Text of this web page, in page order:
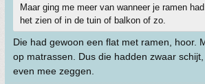
Maar ging me meer van wanneer je ramen
het zien of in de tuin of balkon of zo.
Die had gewoon een flat met ramen, hoor.
op matrassen. Dus die hadden zwaar
even mee zeggen.